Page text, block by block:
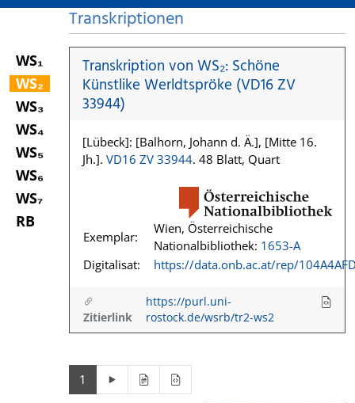
WS₁
WS₂
WS₃
WS₄
WS₅
WS₆
WS₇
RB
Transkriptionen
Transkription von WS₂: Schöne
Künstlike Werldtspröke (VD16 ZV
33944)
[Lübeck]: [Balhorn, Johann d. Ä.], [Mitte 16.
Jh.]. VD16 ZV 33944. 48 Blatt, Quart
Exemplar:
Wien, Österreichische
Nationalbibliothek: 1653-A
Digitalisat:
https://data.onb.ac.at/rep/
Zitierlink
https://purl.uni-
rostock.de/wsrb/tr2-ws2
1